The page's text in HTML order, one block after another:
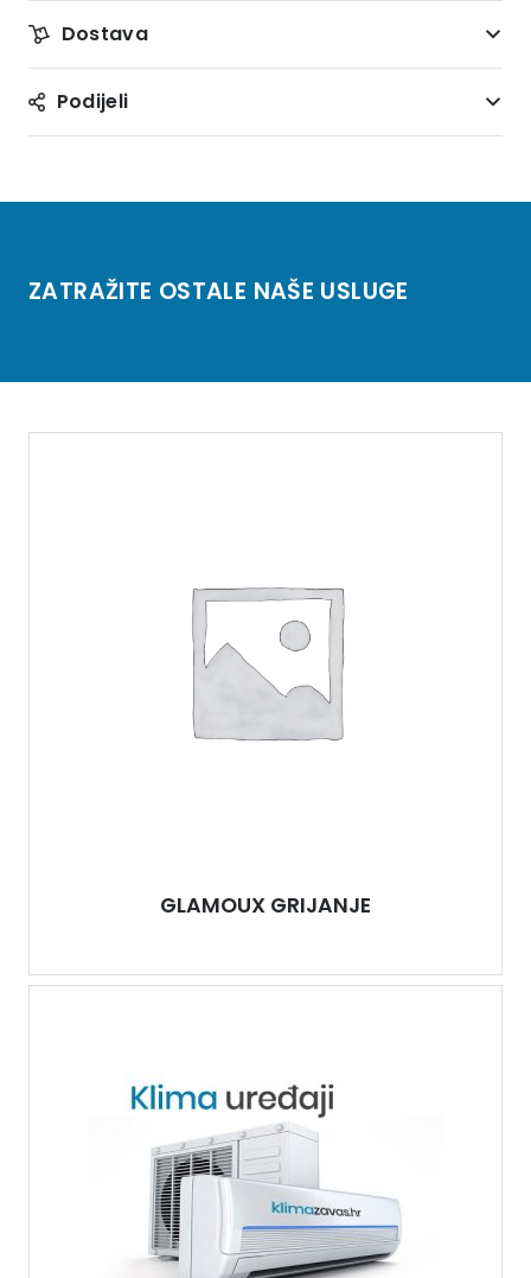
Dostava
Podijeli
ZATRAŽITE OSTALE NAŠE USLUGE
GLAMOUX GRIJANJE